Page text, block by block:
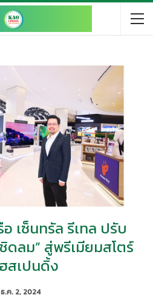
อ เซ็นทรัล รีเทล ปรับ
ดลม” สู่พรีเมียมสโตร์
สเปนดิ้ง
ธ.ค. 2, 2024